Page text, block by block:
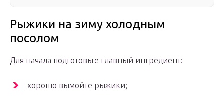
Рыжики на зиму холодным
посолом
Для начала подготовьте главный ингредиент:
хорошо вымойте рыжики;